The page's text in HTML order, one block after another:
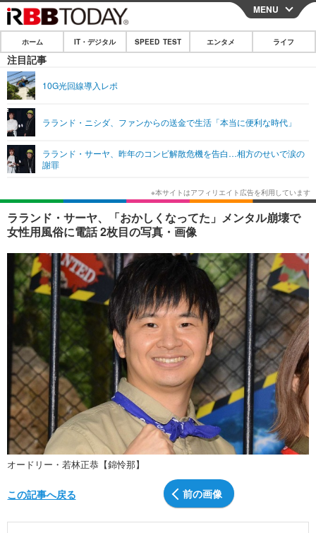
CLOSE
ホーム
IT・デジタル
ショッピング その他
SPEED TEST
エンタメ
エンタメTOP
韓国・芸能
音楽 スポーツ
ショッピング その他
ライフ
ライフTOP グルメ
ペット ショッピング
その他
リリース一覧
プッシュ通知の停止方法
MENU
ホーム IT・デジタル SPEED TEST エンタメ ライフ
注目記事
10G光回線導入レポ
ラランド・ニシダ、ファンからの送金で生活「本当に便利な時代」
ラランド・サーヤ、昨年のコンビ解散危機を告白…相方のせいで涙の
謝罪
ラランド・サーヤ、「おかしくなってた」メンタル崩壊で
女性用風俗に電話 2枚目の写真・画像
オードリー・若林正恭【錦怜那】
前の画像
この記事へ戻る